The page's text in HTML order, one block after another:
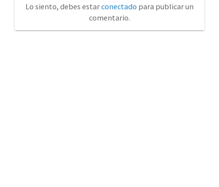
Lo siento, debes estarconectado para publicar un
comentario.